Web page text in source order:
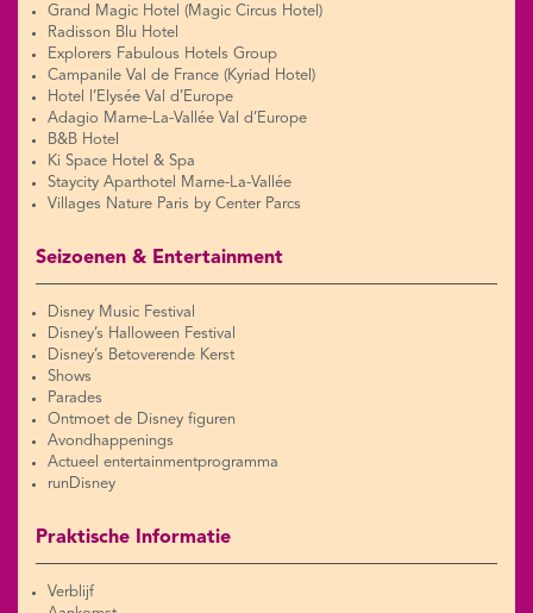
Grand Magic Hotel (Magic Circus Hotel)
Radisson Blu Hotel
Explorers Fabulous Hotels Group
Campanile Val de France (Kyriad Hotel)
Hotel l’Elysée Val d’Europe
Adagio Marne-La-Vallée Val d’Europe
B&B Hotel
Ki Space Hotel & Spa
Staycity Aparthotel Marne-La-Vallée
Villages Nature Paris by Center Parcs
Seizoenen & Entertainment
Disney Music Festival
Disney’s Halloween Festival
Disney’s Betoverende Kerst
Shows
Parades
Ontmoet de Disney figuren
Avondhappenings
Actueel entertainmentprogramma
runDisney
Praktische Informatie
Verblijf